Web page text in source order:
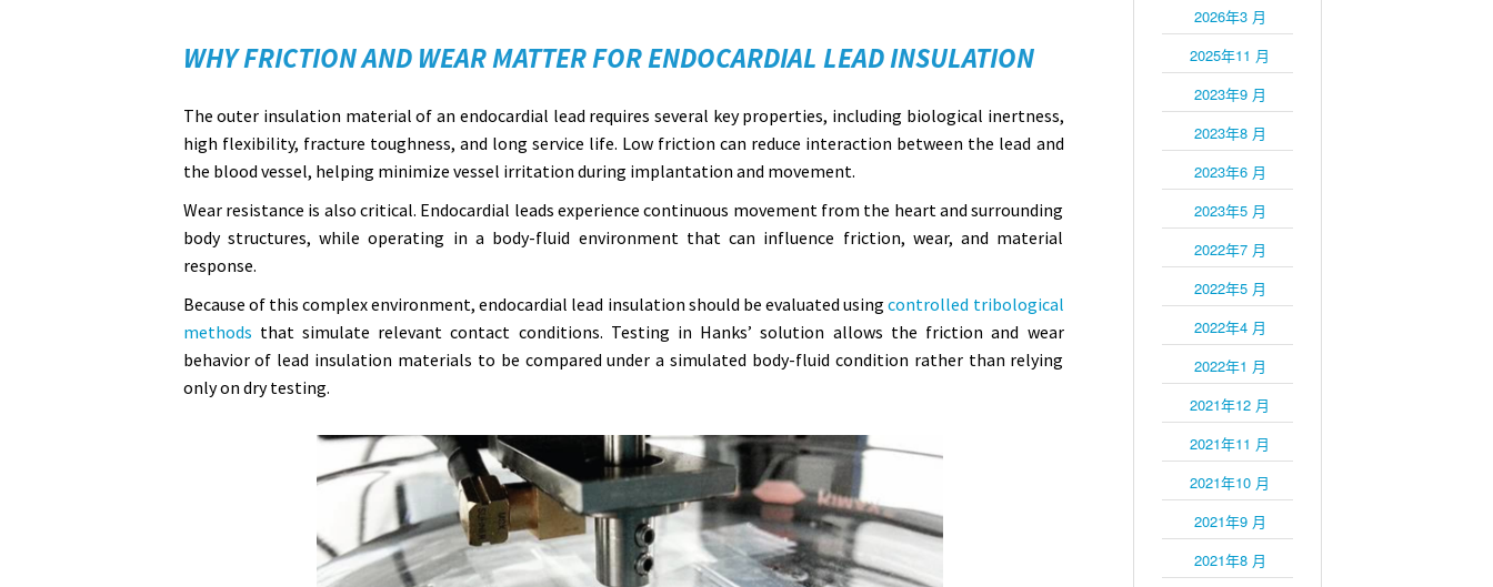
WHY FRICTION AND WEAR MATTER FOR ENDOCARDIAL LEAD INSULATION
The outer insulation material of an endocardial lead requires several key properties, including biological inertness,
high flexibility, fracture toughness, and long service life. Low friction can reduce interaction between the lead and
the blood vessel, helping minimize vessel irritation during implantation and movement.
Wear resistance is also critical. Endocardial leads experience continuous movement from the heart and surrounding
body structures, while operating in a body-fluid environment that can influence friction, wear, and material
response.
Because of this complex environment, endocardial lead insulation should be evaluated usingcontrolled tribological
methods that simulate relevant contact conditions. Testing in Hanks’ solution allows the friction and wear
behavior of lead insulation materials to be compared under a simulated body-fluid condition rather than relying
only on dry testing.
2026年3 月
2025年11 月
2023年9 月
2023年8 月
2023年6 月
2023年5 月
2022年7 月
2022年5 月
2022年4 月
2022年1 月
2021年12 月
2021年11 月
2021年10 月
2021年9 月
2021年8 月